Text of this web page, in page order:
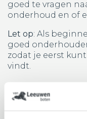
goed te vragen
onderhoud en of
Let op: Als
goed
zodat je eerst
vindt.
Waar ga je je